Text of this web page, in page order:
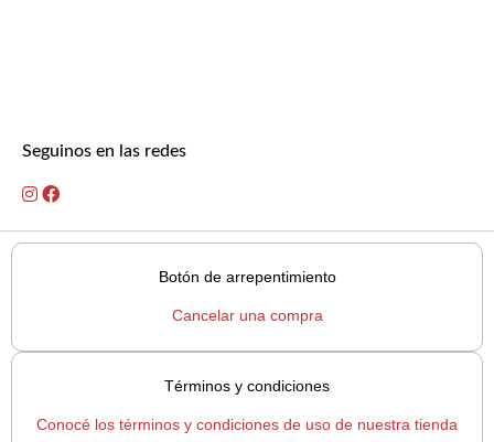
Seguinos en las redes
Botón de arrepentimiento
Cancelar una compra
Términos y condiciones
Conocé los términos y condiciones de uso de nuestra tienda